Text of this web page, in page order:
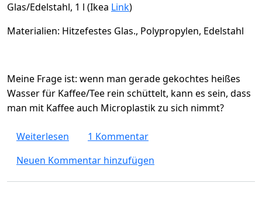
Glas/Edelstahl, 1 l (Ikea Link)
Materialien: Hitzefestes Glas., Polypropylen, Edelstahl
Meine Frage ist: wenn man gerade gekochtes heißes
Wasser für Kaffee/Tee rein schüttelt, kann es sein, dass
man mit Kaffee auch Microplastik zu sich nimmt?
Weiterlesen über Ist Kaffee-/Teezubereiter mit PP-HO
1 Kommentar
Neuen Kommentar hinzufügen